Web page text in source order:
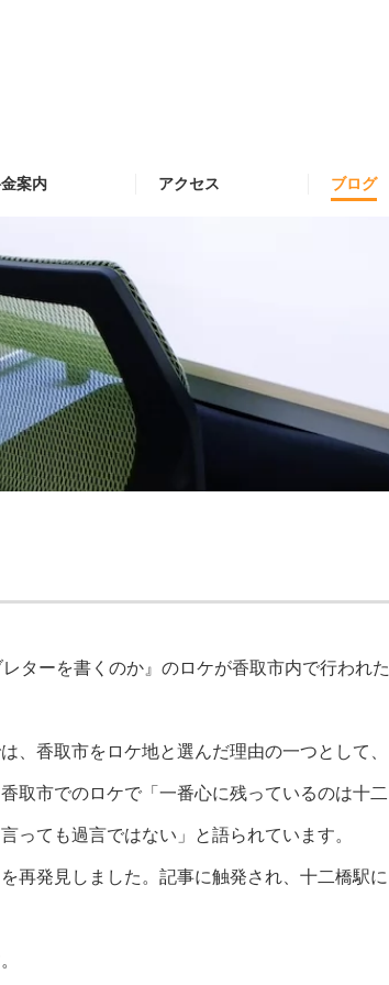
案内 アクセス ブログ
ターを書くのか』のロケが香取市内で行われた
、香取市をロケ地と選んだ理由の一つとして、
取市でのロケで「一番心に残っているのは十二
っても過言ではない」と語られています。
再発見しました。記事に触発され、十二橋駅に